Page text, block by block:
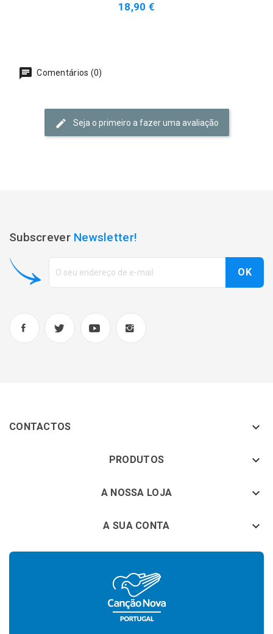
18,90 €
Comentários (0)
Seja o primeiro a fazer uma avaliação
Subscrever Newsletter!
CONTACTOS 
PRODUTOS keyboard_arrow_down
A NOSSA LOJA keyboard_arrow_down
A SUA CONTA 